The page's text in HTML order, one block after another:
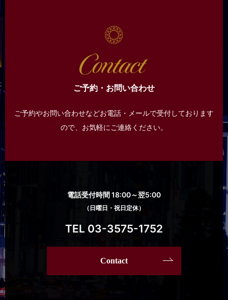
ご予約・お問い合わせ
ご予約やお問い合わせなどお電話・メールで受付しております
ので、 お気軽にご連絡ください。
電話受付時間 18:00～翌5:00
（日曜日・祝日定休）
TEL 03-3575-1752
Contact